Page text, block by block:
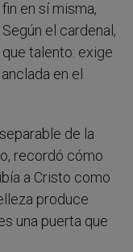
en sí misma,
el cardenal,
talento: exige
en el
de la
recordó cómo
a Cristo como
produce
una puerta que